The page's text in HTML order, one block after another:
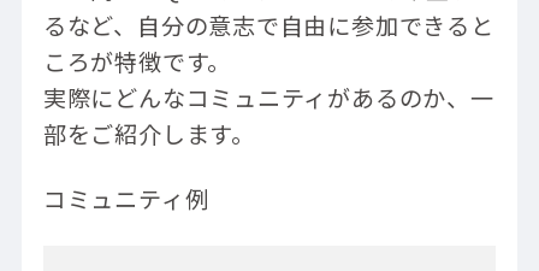
るなど、自分の意志で自由に参加できると
ころが特徴です。
実際にどんなコミュニティがあるのか、一
部をご紹介します。
コミュニティ例